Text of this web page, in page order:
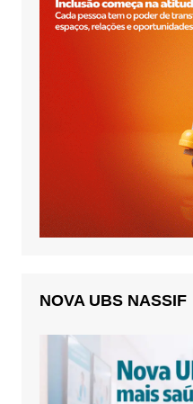
NOVA UBS NASSIF